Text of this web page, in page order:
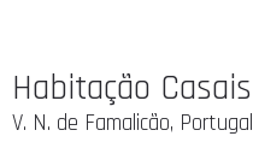
Habitação Casais
V. N. de Famalicão, Portugal